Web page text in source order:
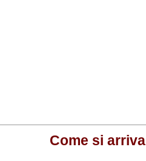
Come si